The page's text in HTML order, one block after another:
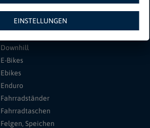
Crossbikes Bikes
Dämpfer
Dirtbike
Downhill
E-Bikes
Ebikes
Enduro
Fahrradständer
Fahrradtaschen
Felgen, Speichen
EINSTELLUNGEN